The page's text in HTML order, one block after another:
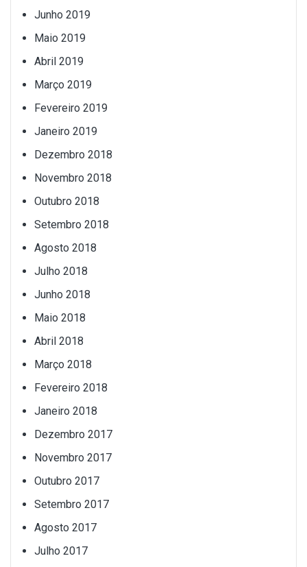
Junho 2019
Maio 2019
Abril 2019
Março 2019
Fevereiro 2019
Janeiro 2019
Dezembro 2018
Novembro 2018
Outubro 2018
Setembro 2018
Agosto 2018
Julho 2018
Junho 2018
Maio 2018
Abril 2018
Março 2018
Fevereiro 2018
Janeiro 2018
Dezembro 2017
Novembro 2017
Outubro 2017
Setembro 2017
Agosto 2017
Julho 2017